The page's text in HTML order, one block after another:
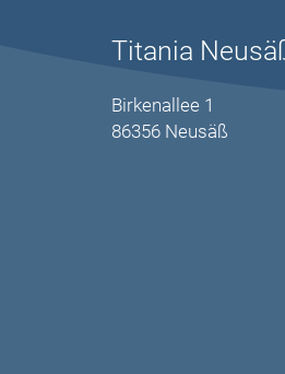
Titania
Birkenallee 1
86356 Neusäß